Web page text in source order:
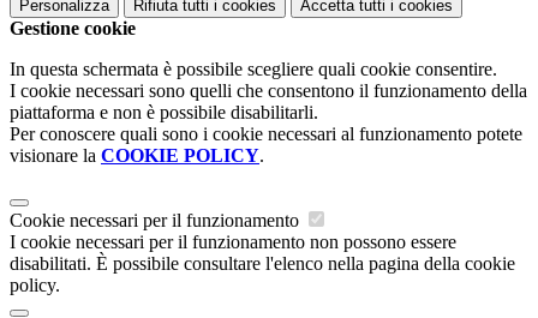
Personalizza Rifiuta tutti i cookies Accetta tutti i cookies
Gestione cookie
In questa schermata è possibile scegliere quali cookie consentire.
I cookie necessari sono quelli che consentono il funzionamento della
piattaforma e non è possibile disabilitarli.
Per conoscere quali sono i cookie necessari al funzionamento potete
visionare la COOKIE POLICY.
Cookie necessari per il funzionamento
I cookie necessari per il funzionamento non possono essere
disabilitati. È possibile consultare l'elenco nella pagina della cookie
policy.